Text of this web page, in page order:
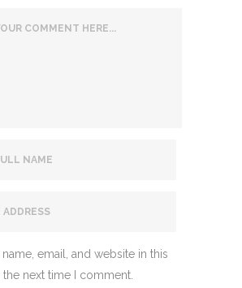
name, email, and website in this
next time I comment.